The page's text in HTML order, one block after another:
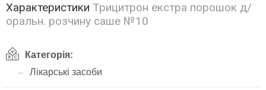
Характеристики Трицитрон екстра порошок д/
оральн. розчину саше №10
Категорія:
Лікарські засоби